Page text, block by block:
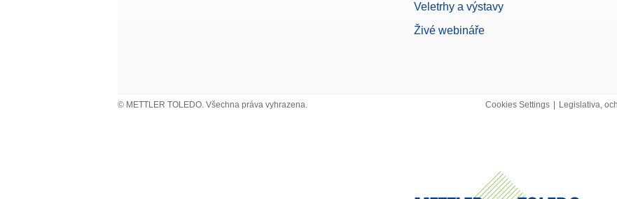
Veletrhy a výstavy
Živé webináře
© METTLER TOLEDO. Všechna práva vyhrazena. Cookies Settings Legislativa,